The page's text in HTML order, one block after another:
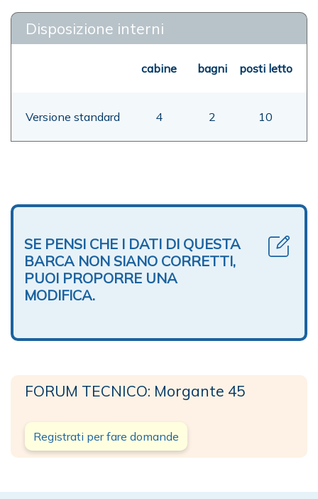
Disposizione interni
cabine bagni posti letto
Versione standard 4 2 10
SE PENSI CHE I DATI DI QUESTA
BARCA NON SIANO CORRETTI,
PUOI PROPORRE UNA
MODIFICA.
FORUM TECNICO: Morgante 45
Registrati per fare domande